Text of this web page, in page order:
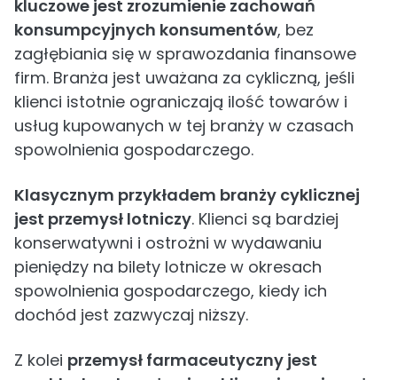
kluczowe jest zrozumienie zachowań
konsumpcyjnych konsumentów, bez
zagłębiania się w sprawozdania finansowe
firm. Branża jest uważana za cykliczną, jeśli
klienci istotnie ograniczają ilość towarów i
usług kupowanych w tej branży w czasach
spowolnienia gospodarczego.
Klasycznym przykładem branży cyklicznej
jest przemysł lotniczy. Klienci są bardziej
konserwatywni i ostrożni w wydawaniu
pieniędzy na bilety lotnicze w okresach
spowolnienia gospodarczego, kiedy ich
dochód jest zazwyczaj niższy.
Z kolei przemysł farmaceutyczny jest